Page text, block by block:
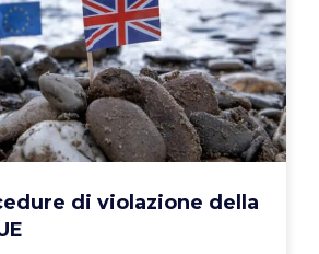
di violazione della